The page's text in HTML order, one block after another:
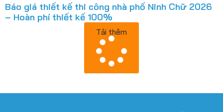
Báo giá thiết kế thi công nhà phố Ninh Chữ 2026
– Hoàn phí thiết kế 100%
Tải thêm